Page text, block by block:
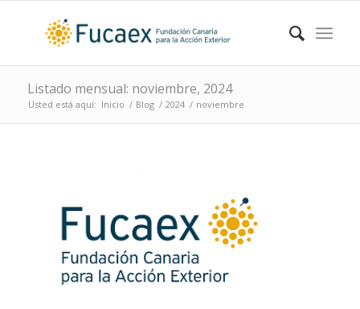
Listado mensual: noviembre, 2024
Usted está aquí: Inicio / Blog / 2024 / noviembre